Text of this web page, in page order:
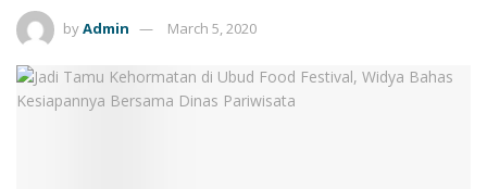
byAdmin March 5, 2020